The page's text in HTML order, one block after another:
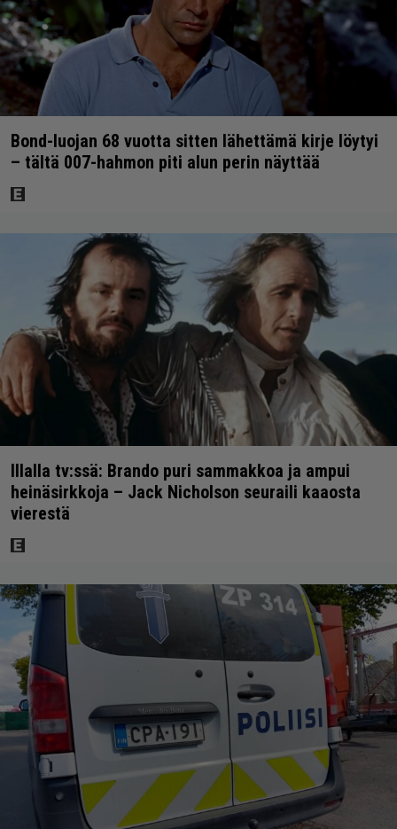
Bond-luojan 68 vuotta sitten lähettämä kirje löytyi
– tältä 007-hahmon piti alun perin näyttää
Illalla tv:ssä: Brando puri sammakkoa ja ampui
heinäsirkkoja – Jack Nicholson seuraili kaaosta
vierestä